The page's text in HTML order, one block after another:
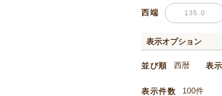
西端
表示オプション
並び順 表
表示件数